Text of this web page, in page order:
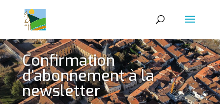
Confirmation
d’abonnement à la
newsletter